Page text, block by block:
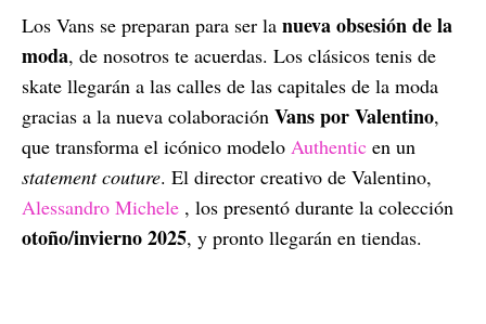
Los Vans se preparan para ser la nueva obsesión de la
moda, de nosotros te acuerdas. Los clásicos tenis de
skate llegarán a las calles de las capitales de la moda
gracias a la nueva colaboración Vans por Valentino,
que transforma el icónico modelo Authentic en un
statement couture. El director creativo de Valentino,
Alessandro Michele , los presentó durante la colección
otoño/invierno 2025, y pronto llegarán en tiendas.